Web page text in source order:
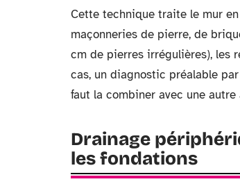
Cette technique traite le mur
maçonneries de pierre, de
cm de pierres irrégulières), les
cas, un diagnostic préalable
faut la combiner avec une autre
Drainage
les fondations